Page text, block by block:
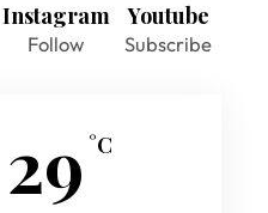
Instagram
Follow
Youtube
Subscribe
29 °C